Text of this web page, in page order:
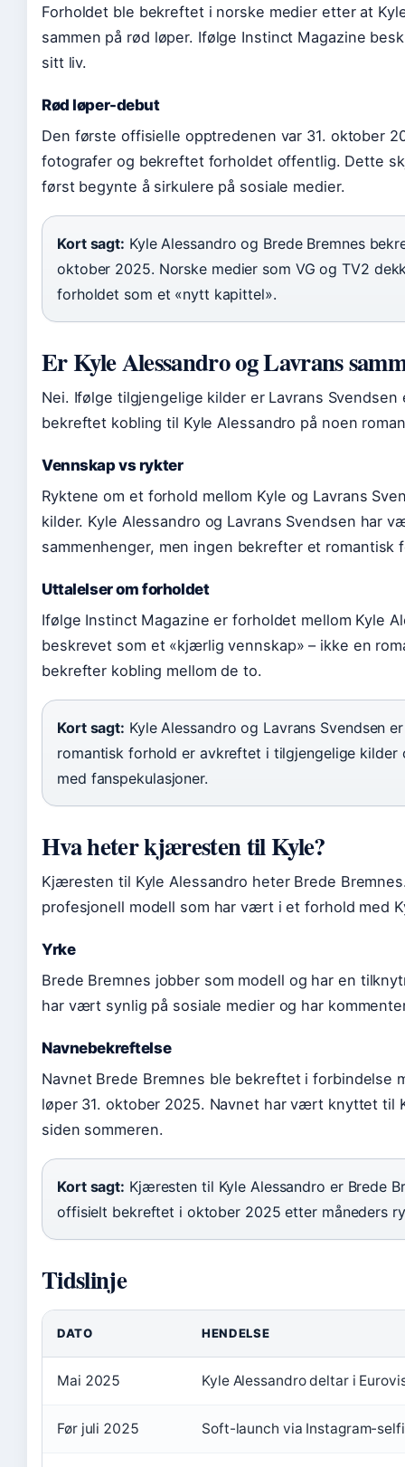
Forholdet ble bekreftet i norske medier etter at
sammen på rød løper. Ifølge Instinct Magazine
sitt liv.
Rød løper-debut
Den første offisielle opptredenen var 31. oktober
fotografer og bekreftet forholdet offentlig. Dette
først begynte å sirkulere på sosiale medier.
Kort sagt: Kyle Alessandro og Brede Bremnes
oktober 2025. Norske medier som VG og TV2
forholdet som et «nytt kapittel».
Er Kyle Alessandro og Lavrans
Nei. Ifølge tilgjengelige kilder er Lavrans
bekreftet kobling til Kyle Alessandro på noen
Vennskap vs rykter
Ryktene om et forhold mellom Kyle og Lavrans
kilder. Kyle Alessandro og Lavrans Svendsen har
sammenhenger, men ingen bekrefter et romantisk
Uttalelser om forholdet
Ifølge Instinct Magazine er forholdet mellom Kyle
beskrevet som et «kjærlig vennskap» – ikke en
bekrefter kobling mellom de to.
Kort sagt: Kyle Alessandro og Lavrans Svendsen
romantisk forhold er avkreftet i tilgjengelige kilder
med fanspekulasjoner.
Hva heter kjæresten til Kyle?
Kjæresten til Kyle Alessandro heter Brede
profesjonell modell som har vært i et forhold med
Yrke
Brede Bremnes jobber som modell og har en
har vært synlig på sosiale medier og har
Navnebekreftelse
Navnet Brede Bremnes ble bekreftet i forbindelse
løper 31. oktober 2025. Navnet har vært knyttet til
siden sommeren.
Kort sagt: Kjæresten til Kyle Alessandro er Brede
offisielt bekreftet i oktober 2025 etter måneders
Tidslinje
DATO HENDELSE
Mai 2025 Kyle Alessandro deltar i
Før juli 2025 Soft-launch via Instagram-